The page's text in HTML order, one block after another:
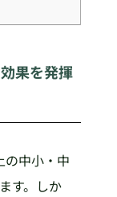
果を発揮
の中小・中
す。しか